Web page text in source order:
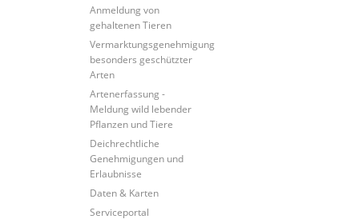
Anmeldung von
gehaltenen Tieren
Vermarktungsgenehmigung
besonders geschützter
Arten
Artenerfassung -
Meldung wild lebender
Pflanzen und Tiere
Deichrechtliche
Genehmigungen und
Erlaubnisse
Daten & Karten
Serviceportal